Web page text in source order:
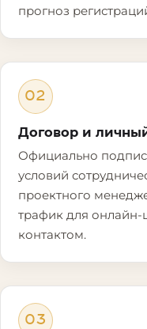
прогноз
02
Договор и
Официально
условий
проектного
трафик для
контактом.
03